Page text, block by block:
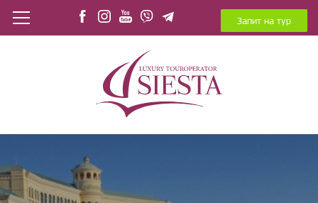
Запит на тур